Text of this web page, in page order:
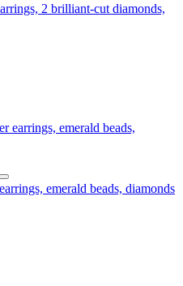
2 brilliant-cut diamonds,
emerald beads, diamonds